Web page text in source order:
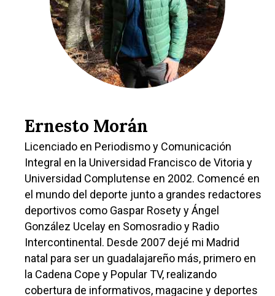
Ernesto Morán
Licenciado en Periodismo y Comunicación
Integral en la Universidad Francisco de Vitoria y
Universidad Complutense en 2002. Comencé en
el mundo del deporte junto a grandes redactores
deportivos como Gaspar Rosety y Ángel
González Ucelay en Somosradio y Radio
Intercontinental. Desde 2007 dejé mi Madrid
natal para ser un guadalajareño más, primero en
la Cadena Cope y Popular TV, realizando
cobertura de informativos, magacine y deportes
Castilla-La
Toledo
Ciudad Real
Albacete
Cuenca
Guadalajara
Sanidad
Economía
Educación
Cultura